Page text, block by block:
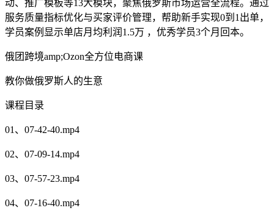
动、推广模板等13大模块，聚焦俄罗斯市场运营全流程。通过
服务质量指标优化与买家评价管理，帮助新手实现0到1出单，
学员案例显示单店月均利润1.5万 ，优秀学员3个月回本。
俄团跨境amp;Ozon全方位电商课
教你做俄罗斯人的生意
课程目录
01、07-42-40.mp4
02、07-09-14.mp4
03、07-57-23.mp4
04、07-16-40.mp4